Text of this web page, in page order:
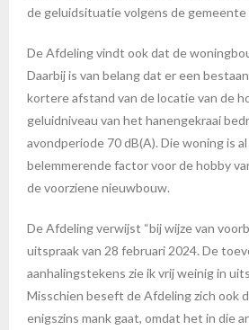
de geluidsituatie volgens de gemeente
De Afdeling vindt ook dat de
Daarbij is van belang dat er een
kortere afstand van de locatie van de
geluidniveau van het hanengekraai
avondperiode 70 dB(A). Die woning is
belemmerende factor voor de hobby
de voorziene nieuwbouw.
De Afdeling verwijst “bij wijze van
uitspraak van 28 februari 2024. De
aanhalingstekens zie ik vrij weinig in
Misschien beseft de Afdeling zich ook
enigszins mank gaat, omdat het in die